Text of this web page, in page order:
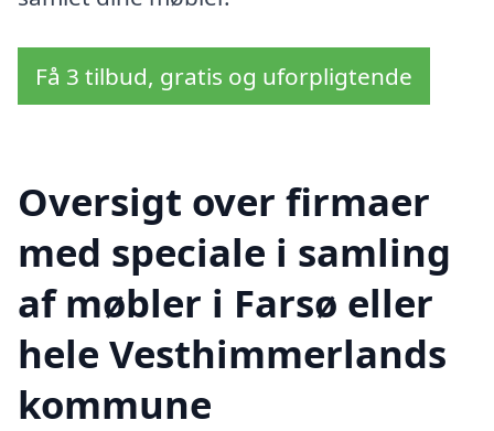
Få 3 tilbud, gratis og uforpligtende
Oversigt over firmaer
med speciale i samling
af møbler i Farsø eller
hele Vesthimmerlands
kommune